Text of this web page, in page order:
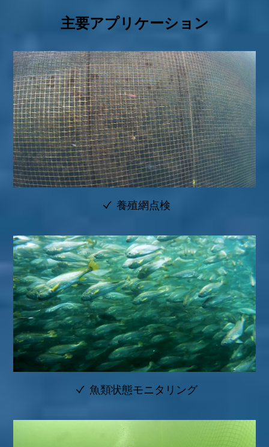
主要アプリケーション
養殖網点検
魚類状態モニタリング